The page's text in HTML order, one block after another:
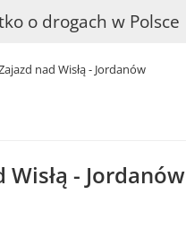
o drogach w Polsce
nad Wisłą - Jordanów
Wisłą - Jordanów